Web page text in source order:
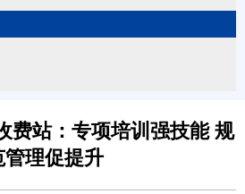
费站：专项培训强技能 规
管理促提升